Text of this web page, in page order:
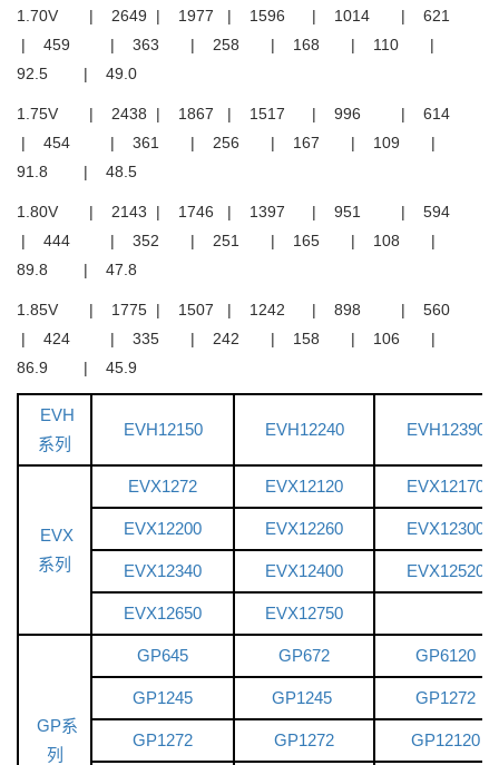
1.70V | 2649 | 1977 | 1596 | 1014 | 621
| 459 | 363 | 258 | 168 | 110 |
92.5 | 49.0
1.75V | 2438 | 1867 | 1517 | 996 | 614
| 454 | 361 | 256 | 167 | 109 |
91.8 | 48.5
1.80V | 2143 | 1746 | 1397 | 951 | 594
| 444 | 352 | 251 | 165 | 108 |
89.8 | 47.8
1.85V | 1775 | 1507 | 1242 | 898 | 560
| 424 | 335 | 242 | 158 | 106 |
86.9 | 45.9
EVH
系列
EVH12150 EVH12240 EVH12390
EVX
系列
EVX1272 EVX12120 EVX12170
EVX12200 EVX12260 EVX12300
EVX12340 EVX12400 EVX12520
EVX12650 EVX12750
GP系
列
GP645 GP672 GP6120
GP1245 GP1245 GP1272
GP1272 GP1272 GP12120